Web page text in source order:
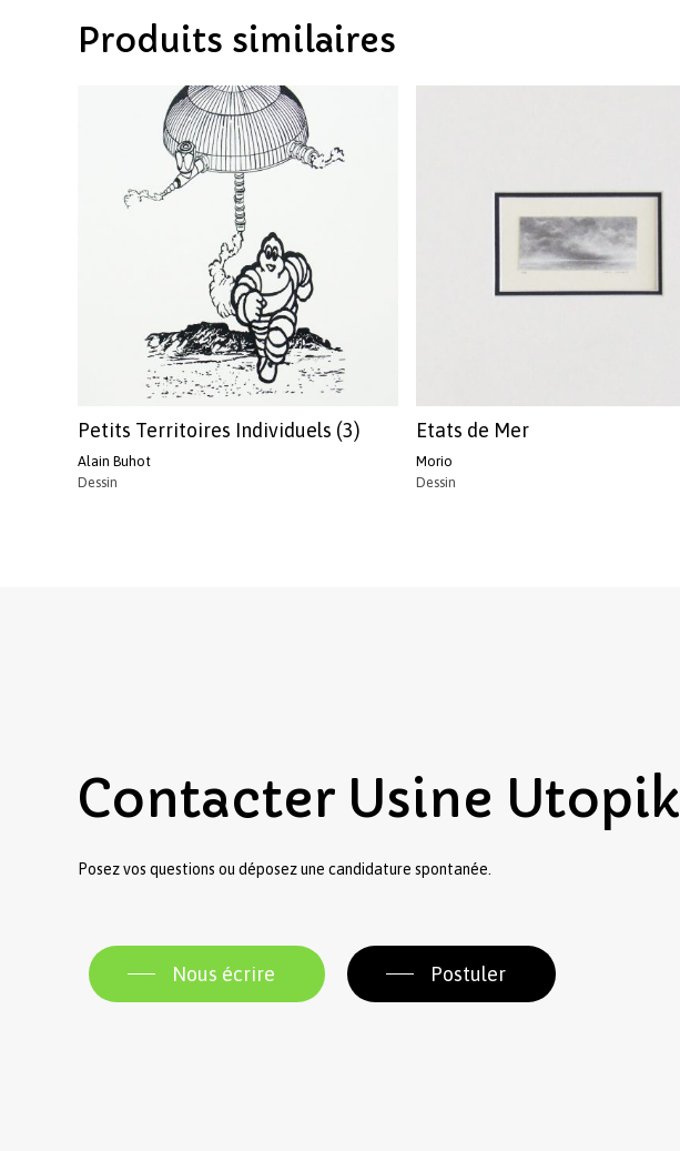
Produits similaires
Petits Territoires Individuels (3)
Alain Buhot
Dessin
Etats de Mer
Morio
Dessin
Contacter Usine Utopik
Posez vos questions ou déposez une candidature spontanée.
Nous écrire Postuler